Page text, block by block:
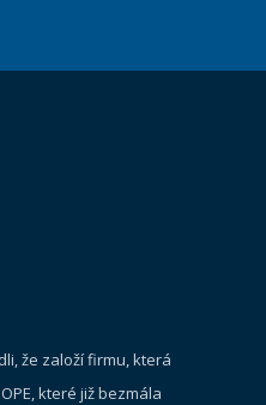
že založí firmu, která
které již bezmála